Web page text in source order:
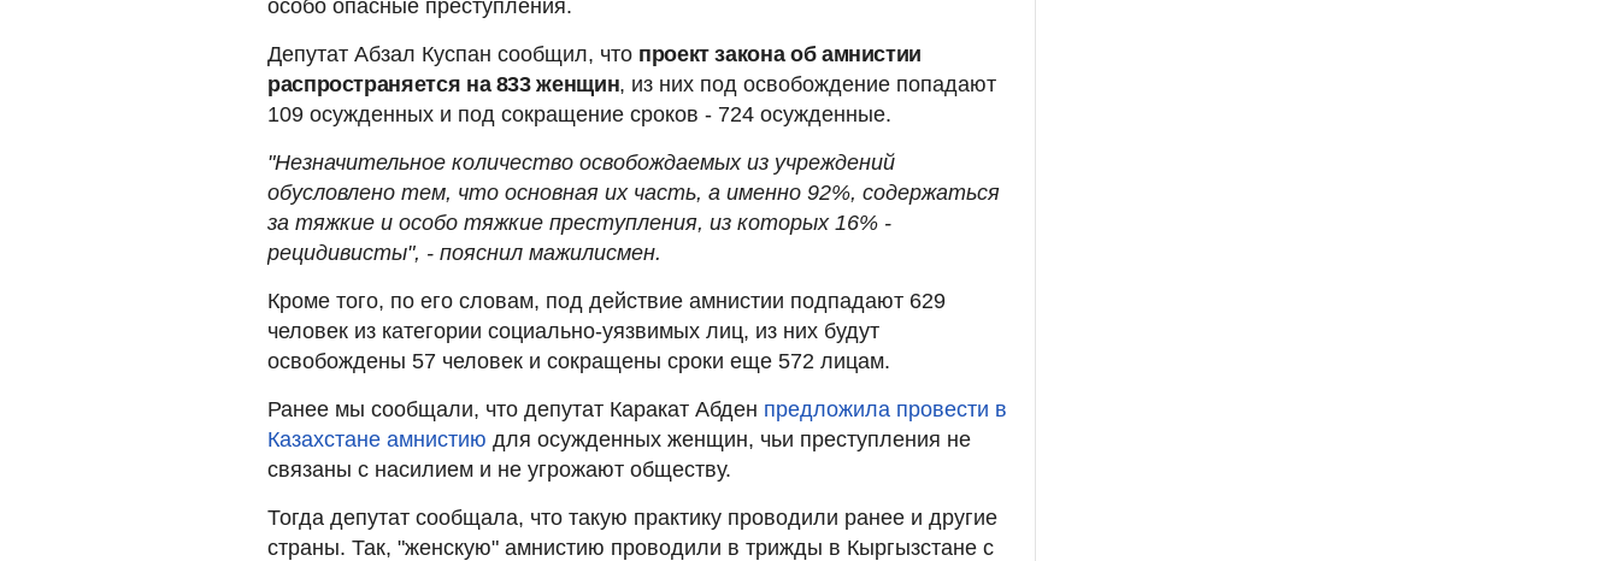
особо опасные преступления.
Депутат Абзал Куспан сообщил, что проект закона об амнистии
распространяется на 833 женщин, из них под освобождение попадают
109 осужденных и под сокращение сроков - 724 осужденные.
"Незначительное количество освобождаемых из учреждений
обусловлено тем, что основная их часть, а именно 92%, содержаться
за тяжкие и особо тяжкие преступления, из которых 16% -
рецидивисты", - пояснил мажилисмен.
Кроме того, по его словам, под действие амнистии подпадают 629
человек из категории социально-уязвимых лиц, из них будут
освобождены 57 человек и сокращены сроки еще 572 лицам.
Ранее мы сообщали, что депутат Каракат Абден предложила провести в
Казахстане амнистию для осужденных женщин, чьи преступления не
связаны с насилием и не угрожают обществу.
Тогда депутат сообщала, что такую практику проводили ранее и другие
страны. Так, "женскую" амнистию проводили в трижды в Кыргызстане с